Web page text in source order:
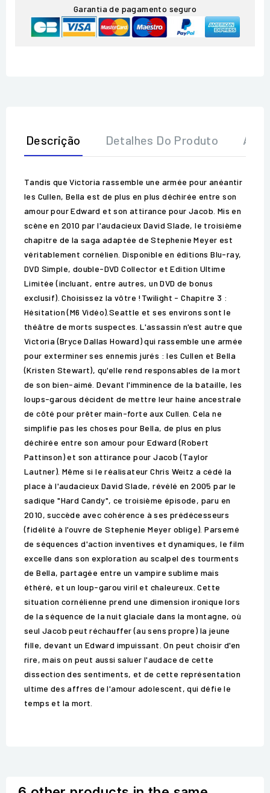
Garantia de pagamento seguro
Descrição Detalhes Do Produto
Tandis que Victoria rassemble une armée pour anéantir
les Cullen, Bella est de plus en plus déchirée entre son
amour pour Edward et son attirance pour Jacob. Mis en
scène en 2010 par l'audacieux David Slade, le troisième
chapitre de la saga adaptée de Stephenie Meyer est
véritablement cornélien. Disponible en éditions Blu-ray,
DVD Simple, double-DVD Collector et Edition Ultime
Limitée (incluant, entre autres, un DVD de bonus
exclusif). Choisissez la vôtre !Twilight - Chapitre 3 :
Hésitation (M6 Vidéo).Seattle et ses environs sont le
théâtre de morts suspectes. L'assassin n'est autre que
Victoria (Bryce Dallas Howard) qui rassemble une armée
pour exterminer ses ennemis jurés : les Cullen et Bella
(Kristen Stewart), qu'elle rend responsables de la mort
de son bien-aimé. Devant l'imminence de la bataille, les
loups-garous décident de mettre leur haine ancestrale
de côté pour prêter main-forte aux Cullen. Cela ne
simplifie pas les choses pour Bella, de plus en plus
déchirée entre son amour pour Edward (Robert
Pattinson) et son attirance pour Jacob (Taylor
Lautner). Même si le réalisateur Chris Weitz a cédé la
place à l'audacieux David Slade, révélé en 2005 par le
sadique "Hard Candy", ce troisième épisode, paru en
2010, succède avec cohérence à ses prédécesseurs
(fidélité à l'ouvre de Stephenie Meyer oblige). Parsemé
de séquences d'action inventives et dynamiques, le film
excelle dans son exploration au scalpel des tourments
de Bella, partagée entre un vampire sublime mais
éthéré, et un loup-garou viril et chaleureux. Cette
situation cornélienne prend une dimension ironique lors
de la séquence de la nuit glaciale dans la montagne, où
seul Jacob peut réchauffer (au sens propre) la jeune
fille, devant un Edward impuissant. On peut choisir d'en
rire, mais on peut aussi saluer l'audace de cette
dissection des sentiments, et de cette représentation
ultime des affres de l'amour adolescent, qui défie le
temps et la mort.